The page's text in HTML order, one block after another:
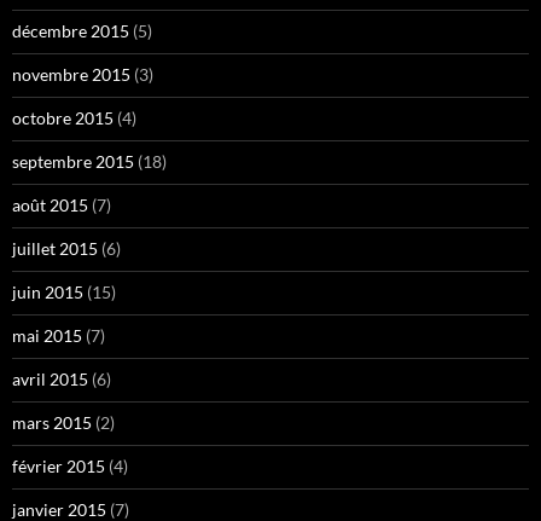
décembre 2015 (5)
novembre 2015 (3)
octobre 2015 (4)
septembre 2015 (18)
août 2015 (7)
juillet 2015 (6)
juin 2015 (15)
mai 2015 (7)
avril 2015 (6)
mars 2015 (2)
février 2015 (4)
janvier 2015 (7)